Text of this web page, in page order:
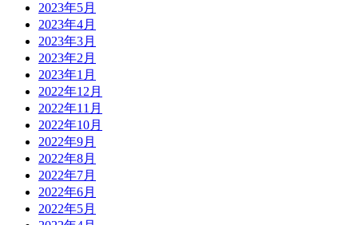
2023年5月
2023年4月
2023年3月
2023年2月
2023年1月
2022年12月
2022年11月
2022年10月
2022年9月
2022年8月
2022年7月
2022年6月
2022年5月